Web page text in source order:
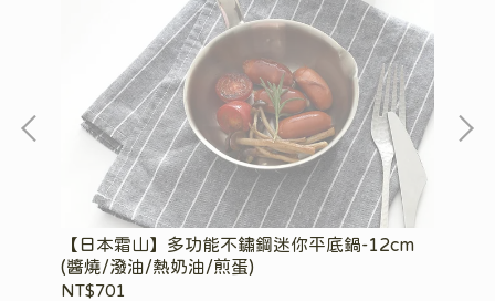
【日本霜山】多功能不鏽鋼迷你平底鍋-12cm
(醬燒/潑油/熱奶油/煎蛋)
NT$701